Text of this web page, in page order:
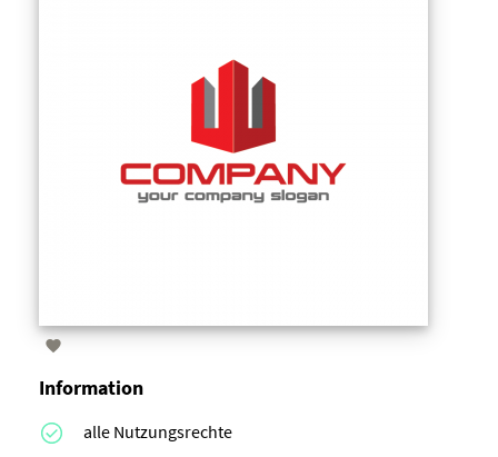

Information
alle Nutzungsrechte